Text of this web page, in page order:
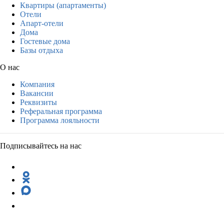
Квартиры (апартаменты)
Отели
Апарт-отели
Дома
Гостевые дома
Базы отдыха
О нас
Компания
Вакансии
Реквизиты
Реферальная программа
Программа лояльности
Подписывайтесь на нас